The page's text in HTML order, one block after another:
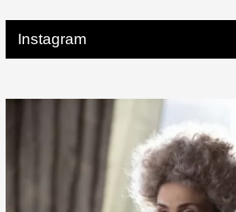
Instagram